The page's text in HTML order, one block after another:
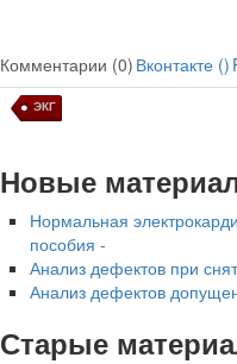
Комментарии (0) Вконтакте ()
ЭКГ
Новые
Нормальная
пособия -
Анализ дефектов при
Анализ дефектов
Старые